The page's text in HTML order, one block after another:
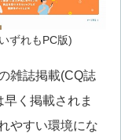
ずれもPC版)
雑誌掲載(CQ誌
く掲載されま
やすい環境にな